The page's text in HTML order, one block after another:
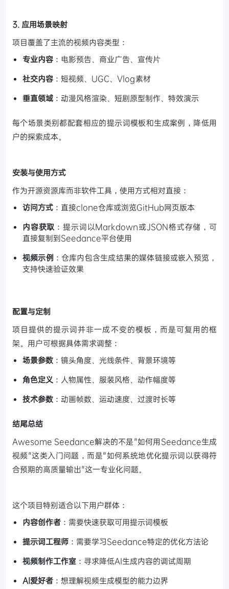
3. 应用场景映射
项目覆盖了主流的视频内容类型：
专业内容 ：电影预告、商业广告、宣传片
社交内容 ：短视频、UGC、Vlog素材
垂直领域 ：动漫风格渲染、短剧原型制作、特效演示
每个场景类别都配套相应的提示词模板和生成案例，降低用
户的探索成本。
安装与使用方式
作为开源资源库而非软件工具，使用方式相对直接：
访问方式 ：直接clone仓库或浏览GitHub网页版本
内容获取 ：提示词以Markdown或JSON格式存储，可
直接复制到Seedance平台使用
视频示例 ：仓库内包含生成结果的媒体链接或嵌入预览，
支持快速验证效果
配置与定制
项目提供的提示词并非一成不变的模板，而是可复用的框
架。用户可根据具体需求调整：
场景参数 ：镜头角度、光线条件、背景环境等
角色定义 ：人物属性、服装风格、动作幅度等
技术参数 ：动画帧数、运动速度、过渡时长等
结尾总结
Awesome Seedance解决的不是"如何用Seedance生成
视频"这类入门问题，而是"如何系统地优化提示词以获得符
合预期的高质量输出"这一专业化问题。
这个项目特别适合以下用户群体：
内容创作者 ：需要快速获取可用提示词模板
提示词工程师 ：需要学习Seedance特定的优化方法论
视频制作工作室 ：寻求降低AI生成内容的调试周期
AI爱好者 ：想理解视频生成模型的能力边界